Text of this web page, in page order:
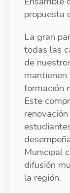
propuesta
La gran
todas las
de
formación
Este
Municipal
difusión
la región.